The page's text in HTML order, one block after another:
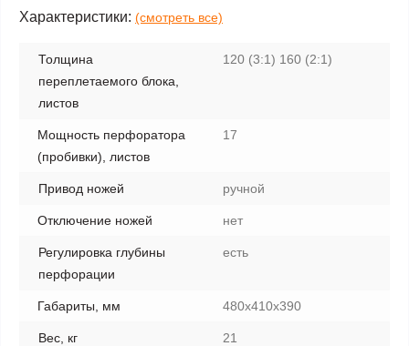
Характеристики: (смотреть все)
Толщина
переплетаемого блока,
листов
120 (3:1) 160 (2:1)
Мощность перфоратора
(пробивки), листов
17
Привод ножей ручной
Отключение ножей нет
Регулировка глубины
перфорации
есть
Габариты, мм 480х410х390
Вес, кг 21